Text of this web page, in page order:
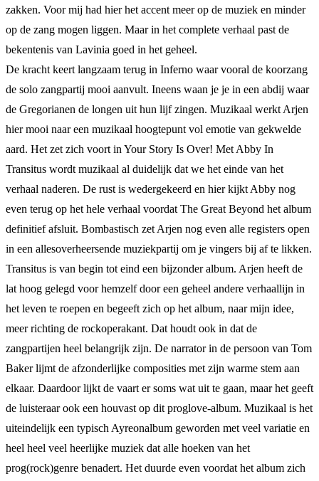
zakken. Voor mij had hier het accent meer op de muziek en minder
op de zang mogen liggen. Maar in het complete verhaal past de
bekentenis van Lavinia goed in het geheel.
De kracht keert langzaam terug in Inferno waar vooral de koorzang
de solo zangpartij mooi aanvult. Ineens waan je je in een abdij waar
de Gregorianen de longen uit hun lijf zingen. Muzikaal werkt Arjen
hier mooi naar een muzikaal hoogtepunt vol emotie van gekwelde
aard. Het zet zich voort in Your Story Is Over! Met Abby In
Transitus wordt muzikaal al duidelijk dat we het einde van het
verhaal naderen. De rust is wedergekeerd en hier kijkt Abby nog
even terug op het hele verhaal voordat The Great Beyond het album
definitief afsluit. Bombastisch zet Arjen nog even alle registers open
in een allesoverheersende muziekpartij om je vingers bij af te likken.
Transitus is van begin tot eind een bijzonder album. Arjen heeft de
lat hoog gelegd voor hemzelf door een geheel andere verhaallijn in
het leven te roepen en begeeft zich op het album, naar mijn idee,
meer richting de rockoperakant. Dat houdt ook in dat de
zangpartijen heel belangrijk zijn. De narrator in de persoon van Tom
Baker lijmt de afzonderlijke composities met zijn warme stem aan
elkaar. Daardoor lijkt de vaart er soms wat uit te gaan, maar het geeft
de luisteraar ook een houvast op dit proglove-album. Muzikaal is het
uiteindelijk een typisch Ayreonalbum geworden met veel variatie en
heel heel veel heerlijke muziek dat alle hoeken van het
prog(rock)genre benadert. Het duurde even voordat het album zich